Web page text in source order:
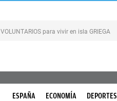
VOLUNTARIOS para vivir en isla GRIEGA
ESPAÑA ECONOMÍA DEPORTES